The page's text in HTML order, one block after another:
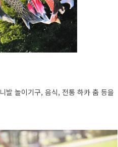
발 놀이기구, 음식, 전통 하카 춤 등을